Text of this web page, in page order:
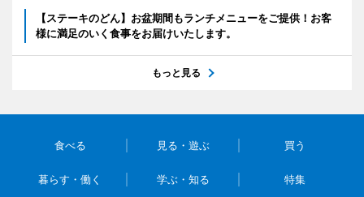
【ステーキのどん】お盆期間もランチメニューをご提供！お客
様に満足のいく食事をお届けいたします。
もっと見る
食べる 見る・遊ぶ 買う
暮らす・働く 学ぶ・知る 特集